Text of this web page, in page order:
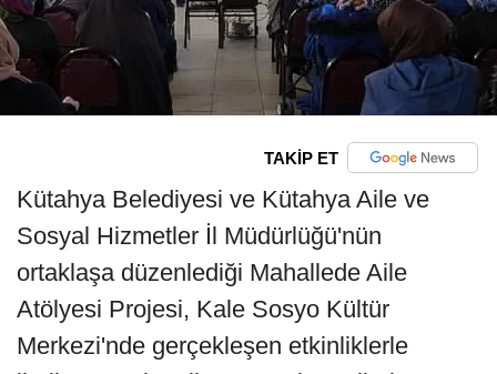
TAKİP ET
Kütahya Belediyesi ve Kütahya Aile ve
Sosyal Hizmetler İl Müdürlüğü'nün
ortaklaşa düzenlediği Mahallede Aile
Atölyesi Projesi, Kale Sosyo Kültür
Merkezi'nde gerçekleşen etkinliklerle